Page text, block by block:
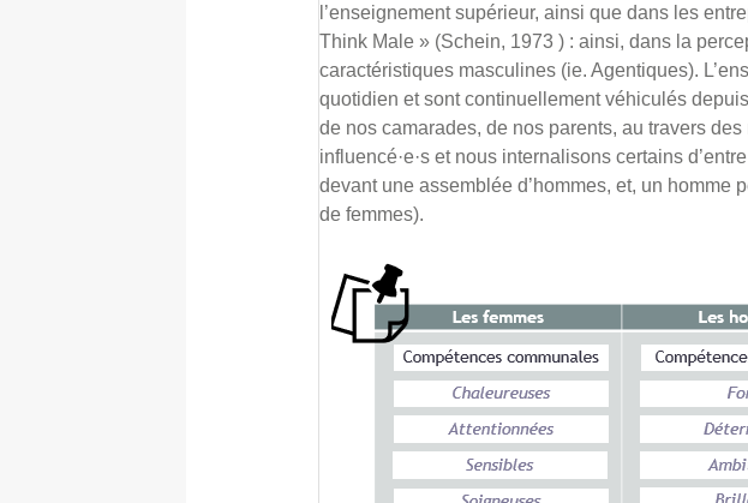
l’enseignement supérieur, ainsi que dans les
Think Male » (Schein, 1973 ) : ainsi, dans la
caractéristiques masculines (ie. Agentiques).
quotidien et sont continuellement véhiculés
de nos camarades, de nos parents, au travers
influencé·e·s et nous internalisons certains
devant une assemblée d’hommes, et, un
de femmes).